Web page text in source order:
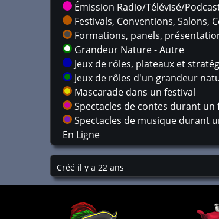
Émission Radio/Télévisé/
Festivals, Conventions, Salons,
Formations, panels,
Grandeur Nature - Autre
Jeux de rôles, plateaux et
Jeux de rôles d'un grandeur
Mascarade dans un festival
Spectacles de contes durant un
Spectacles de musique durant
En Ligne
Créé il y a 22 ans